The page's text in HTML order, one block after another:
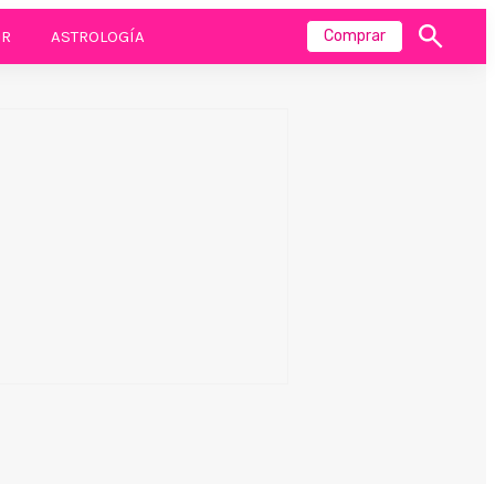
ASTROLOGÍA Comprar
Mostrar